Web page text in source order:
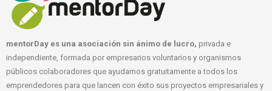
mentorDay es una asociación sin ánimo de lucro, privada e
independiente, formada por empresarios voluntarios y organismos
públicos colaboradores que ayudamos gratuitamente a todos los
emprendedores para que lancen con éxito sus proyectos empresariales y